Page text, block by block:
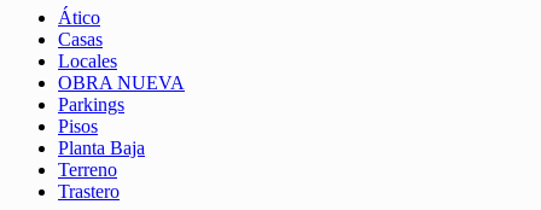
Ático
Casas
Locales
OBRA NUEVA
Parkings
Pisos
Planta Baja
Terreno
Trastero